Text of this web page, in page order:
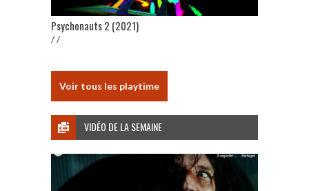
Psychonauts 2 (2021)
/ /
Voir tous les playtime
VIDÉO DE LA SEMAINE